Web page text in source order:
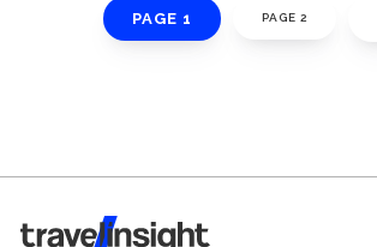
PAGE 1 PAGE 2
Travel Insight